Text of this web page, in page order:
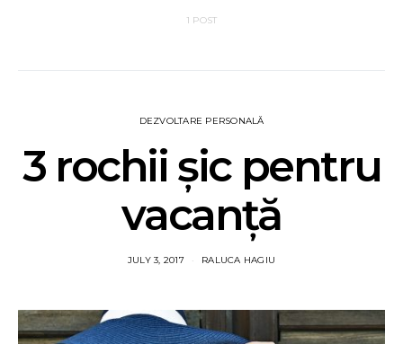
1 POST
DEZVOLTARE PERSONALĂ
3 rochii șic pentru
vacanță
JULY 3, 2017 RALUCA HAGIU